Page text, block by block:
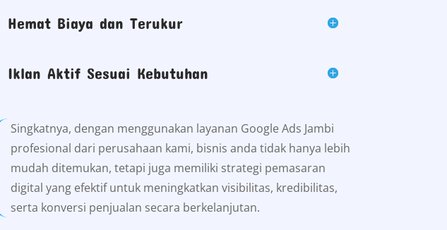
Hemat Biaya dan Terukur
Iklan Aktif Sesuai Kebutuhan
Singkatnya, dengan menggunakan layanan Google Ads Jambi
profesional dari perusahaan kami, bisnis anda tidak hanya lebih
mudah ditemukan, tetapi juga memiliki strategi pemasaran
digital yang efektif untuk meningkatkan visibilitas, kredibilitas,
serta konversi penjualan secara berkelanjutan.